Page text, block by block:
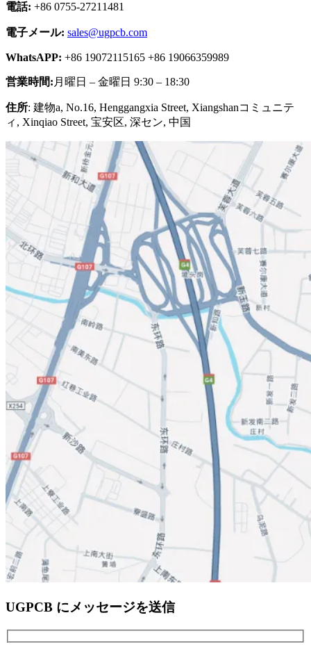
電話: +86 0755-27211481
電子メール: sales@ugpcb.com
WhatsAPP: +86 19072115165 +86 19066359989
営業時間: 月曜日 – 金曜日 9:30 – 18:30
住所: 建物a, No.16, Henggangxia Street, Xiangshanコミュニテ
ィ, Xinqiao Street, 宝安区, 深セン, 中国
UGPCB にメッセージを送信